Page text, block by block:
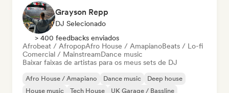
Grayson Repp
DJ Selecionado
> 400 feedbacks enviados
Afrobeat / AfropopAfro House / AmapianoBeats / Lo-fi
Comercial / MainstreamDance music
Baixar faixas de artistas para os meus sets de DJ
Afro House / Amapiano Dance music
Deep house
House music
Tech House UK Garage / Bassline